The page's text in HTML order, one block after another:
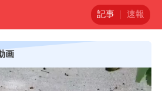
記事 速報
画